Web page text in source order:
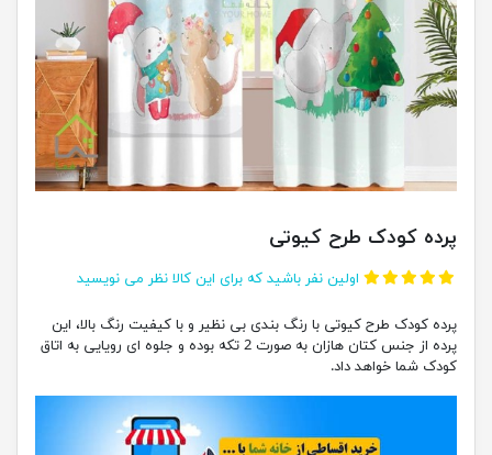
پرده کودک طرح کیوتی
اولین نفر باشید که برای این کالا نظر می نویسید
پرده کودک طرح کیوتی با رنگ بندی بی نظیر و با کیفیت رنگ بالا، این
پرده از جنس کتان هازان به صورت 2 تکه بوده و جلوه ای رویایی به اتاق
کودک شما خواهد داد.